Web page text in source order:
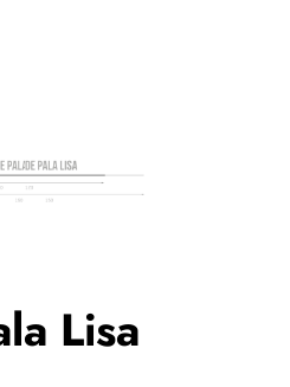
Lisa